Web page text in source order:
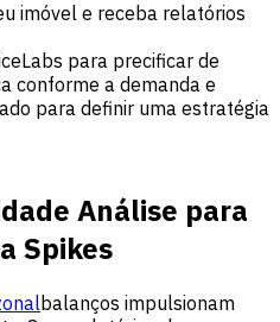
imóvel e receba relatórios
para precificar de
conforme a demanda e
para definir uma estratégia
Análise para
Spikes
balanços impulsionam